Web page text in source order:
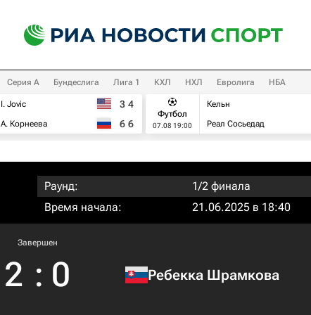
Серия А Бундеслига Лига 1 КХЛ НХЛ Евролига НБА
I. Jovic
А. Корнеева
3 4
6 6
Футбол
07.08 19:00
Кельн
Реал Сосьедад
Раунд:
1/2 финала
Время начала:
21.06.2025 в 18:40
Завершен
2 : 0 Ребекка Шрамкова